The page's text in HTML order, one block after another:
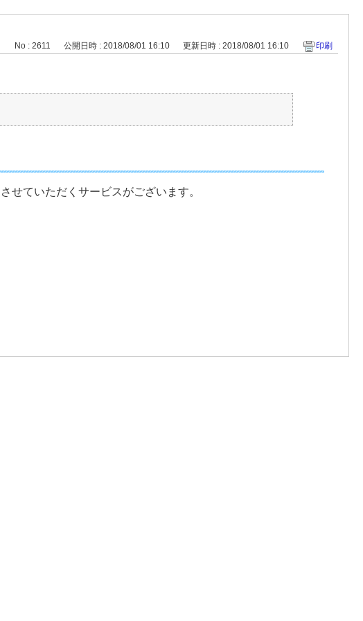
No : 2611 公開日時 : 2018/08/01 16:10 更新日時 : 2018/08/01 16:10 印刷
せていただくサービスがございます。